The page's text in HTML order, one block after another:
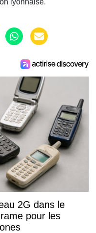
lyonnaise.
2G dans le
pour les